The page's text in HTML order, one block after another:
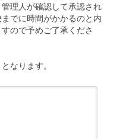
理人が確認して承認され
でに時間がかかるのと内
ので予めご了承くださ
なります。